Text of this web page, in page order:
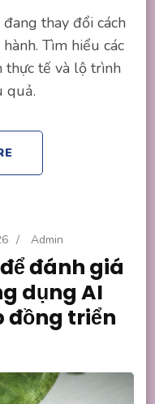
thay đổi cách
Tìm hiểu các
thực tế và lộ trình
quả.
/ Admin
đánh giá
dụng AI
đồng triển